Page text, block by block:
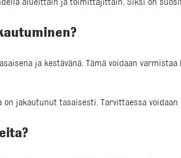
alueittain ja toimittajittain. Siksi on
ja kestävänä. Tämä voidaan
jakautunut tasaisesti. Tarvittaessa